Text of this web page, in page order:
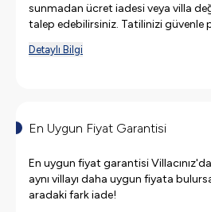
sunmadan ücret iadesi veya villa
talep edebilirsiniz. Tatilinizi güvenle
Detaylı Bilgi
En Uygun Fiyat Garantisi
En uygun fiyat garantisi
aynı villayı daha uygun fiyata
aradaki fark iade!